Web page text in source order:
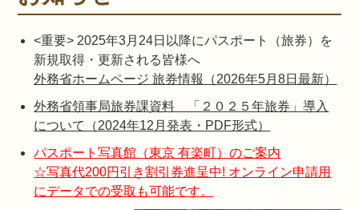
<重要> 2025年3月24日以降にパスポート（旅券）を
新規取得・更新される皆様へ
外務省ホームページ 旅券情報（2026年5月8日最新）
外務省領事局旅券課資料 「２０２５年旅券」導入
について（2024年12月発表・PDF形式）
パスポート写真館（東京 有楽町）のご案内
☆写真代200円引き割引券進呈中! オンライン申請用
にデータでの受取も可能です。